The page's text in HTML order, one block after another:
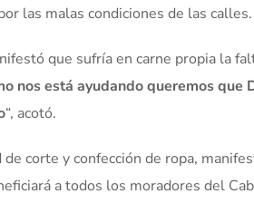
las malas condiciones de las calles.
que sufría en carne propia la
nos está ayudando queremos
“, acotó.
corte y confección de ropa,
a todos los moradores del